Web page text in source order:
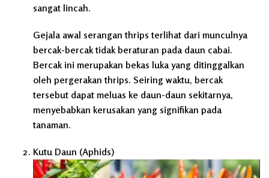
sangat lincah.
Gejala awal serangan thrips terlihat dari munculnya
bercak-bercak tidak beraturan pada daun cabai.
Bercak ini merupakan bekas luka yang ditinggalkan
oleh pergerakan thrips. Seiring waktu, bercak
tersebut dapat meluas ke daun-daun sekitarnya,
menyebabkan kerusakan yang signifikan pada
tanaman.
Kutu Daun (Aphids)